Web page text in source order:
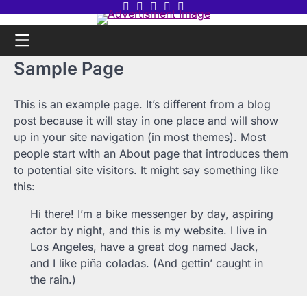
to
content
Twitter
Facebook
LinkedIn
Instagram
youtube
Sample Page
This is an example page. It’s different from a blog
post because it will stay in one place and will show
up in your site navigation (in most themes). Most
people start with an About page that introduces them
to potential site visitors. It might say something like
this:
Hi there! I’m a bike messenger by day, aspiring
actor by night, and this is my website. I live in
Los Angeles, have a great dog named Jack,
and I like piña coladas. (And gettin’ caught in
the rain.)